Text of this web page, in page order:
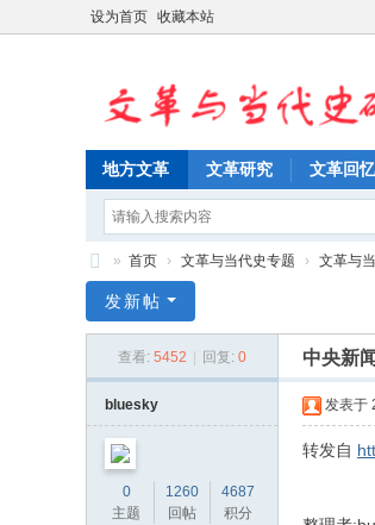
设为首页 收藏本站
地方文革 文革研究 文革回忆
革
» 首页 › 文革与当代史专题 › 文革与
发新帖
查看: 5452 回复: 0 中央新
bluesky
0
主题
1260
回帖
4687
积分
发表于
转发自